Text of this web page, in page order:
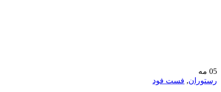
05 مه
رستوران, فست فود